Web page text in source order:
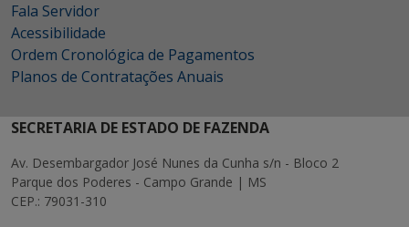
Fala Servidor
Acessibilidade
Ordem Cronológica de Pagamentos
Planos de Contratações Anuais
SECRETARIA DE ESTADO DE FAZENDA
Av. Desembargador José Nunes da Cunha s/n - Bloco 2
Parque dos Poderes - Campo Grande | MS
CEP.: 79031-310